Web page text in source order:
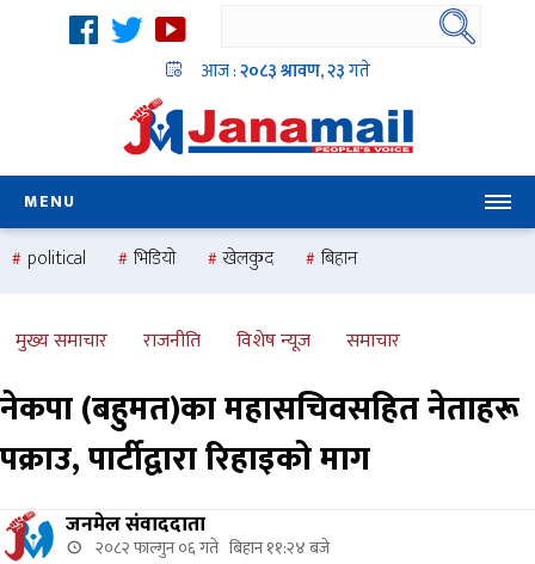
आज :२०८३ श्रावण, २३गते
MENU
political भिडियो खेलकुद
बिहान
national
health
मुख्य समाचार राजनीति विशेष न्यूज समाचार
नेकपा (बहुमत)का महासचिवसहित नेताहरू
पक्राउ, पार्टीद्वारा रिहाइको माग
जनमेल संवाददाता
२०८२ फाल्गुन ०६ गते बिहान ११:२४ बजे